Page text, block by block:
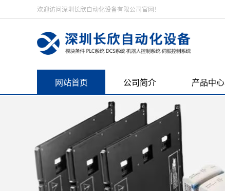
欢迎访问深圳长欣自动化设备有限公司官网！
网站首页 公司简介 产品中心